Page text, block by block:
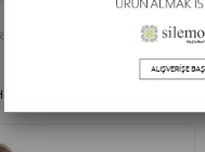
Sonbahar / Kış Sezonu
Siyah